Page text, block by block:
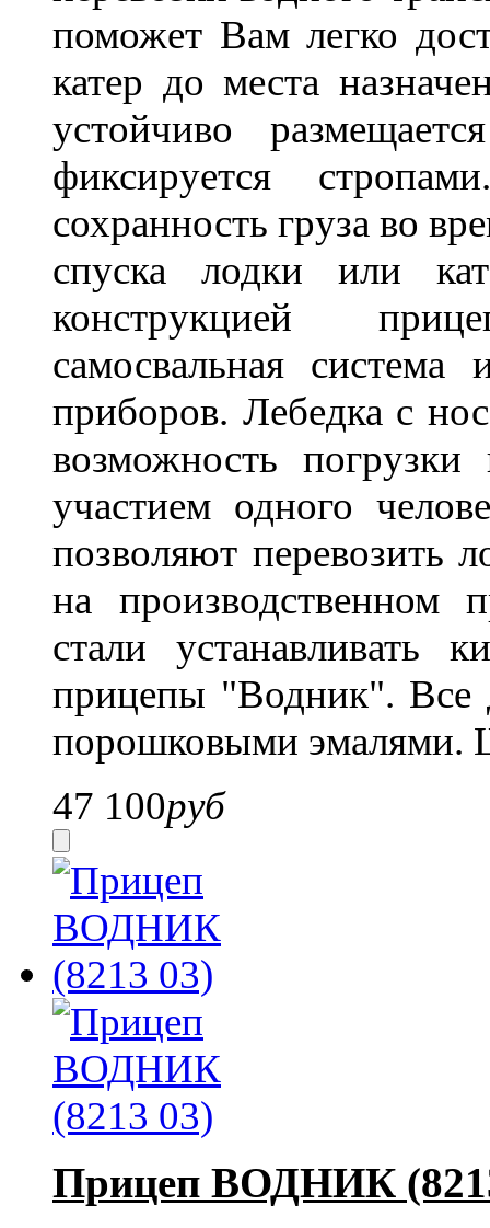
поможет Вам легко
катер до места
устойчиво
фиксируется
сохранность груза во
спуска лодки или
конструкцией
самосвальная
приборов. Лебедка с
возможность
участием одного
позволяют перевозить
на производственном
стали
прицепы "Водник". Все
порошковыми эмалями.
47 100руб
Прицеп ВОДНИК